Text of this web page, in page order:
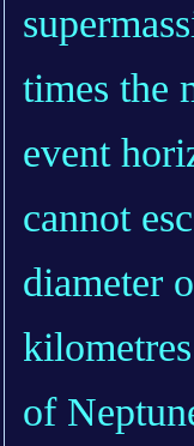
times the
event
cannot
diameter
of